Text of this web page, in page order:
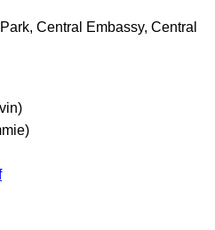
Central Embassy, Central